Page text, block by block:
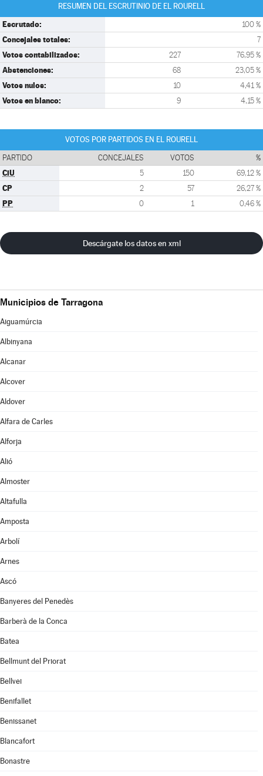
RESUMEN DEL ESCRUTINIO DE EL ROURELL
Escrutado: 100 %
Concejales totales: 7
Votos contabilizados: 227 76,95 %
Abstenciones: 68 23,05 %
Votos nulos: 10 4,41 %
Votos en blanco: 9 4,15 %
VOTOS POR PARTIDOS EN EL ROURELL
PARTIDO CONCEJALES VOTOS %
CiU 5 150 69,12 %
CP 2 57 26,27 %
PP 0 1 0,46 %
Descárgate los datos en xml
Municipios de Tarragona
Aiguamúrcia
Albinyana
Alcanar
Alcover
Aldover
Alfara de Carles
Alforja
Alió
Almoster
Altafulla
Amposta
Arbolí
Arnes
Ascó
Banyeres del Penedès
Barberà de la Conca
Batea
Bellmunt del Priorat
Bellvei
Benifallet
Benissanet
Blancafort
Bonastre